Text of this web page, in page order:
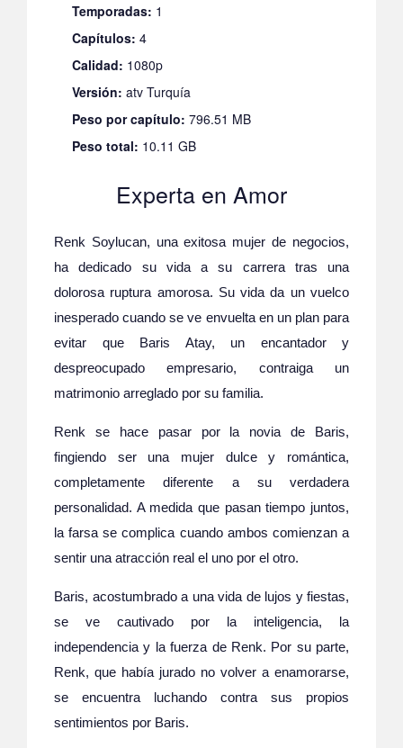
Temporadas: 1
Capítulos: 4
Calidad: 1080p
Versión: atv Turquía
Peso por capítulo: 796.51 MB
Peso total: 10.11 GB
Experta en Amor
Renk Soylucan, una exitosa mujer de negocios,
ha dedicado su vida a su carrera tras una
dolorosa ruptura amorosa. Su vida da un vuelco
inesperado cuando se ve envuelta en un plan para
evitar que Baris Atay, un encantador y
despreocupado empresario, contraiga un
matrimonio arreglado por su familia.
Renk se hace pasar por la novia de Baris,
fingiendo ser una mujer dulce y romántica,
completamente diferente a su verdadera
personalidad. A medida que pasan tiempo juntos,
la farsa se complica cuando ambos comienzan a
sentir una atracción real el uno por el otro.
Baris, acostumbrado a una vida de lujos y fiestas,
se ve cautivado por la inteligencia, la
independencia y la fuerza de Renk. Por su parte,
Renk, que había jurado no volver a enamorarse,
se encuentra luchando contra sus propios
sentimientos por Baris.